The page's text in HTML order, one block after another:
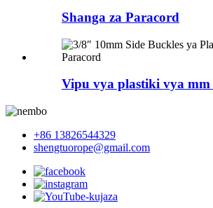
Shanga za Paracord
Vipu vya plastiki vya mm
+86 13826544329
shengtuorope@gmail.com